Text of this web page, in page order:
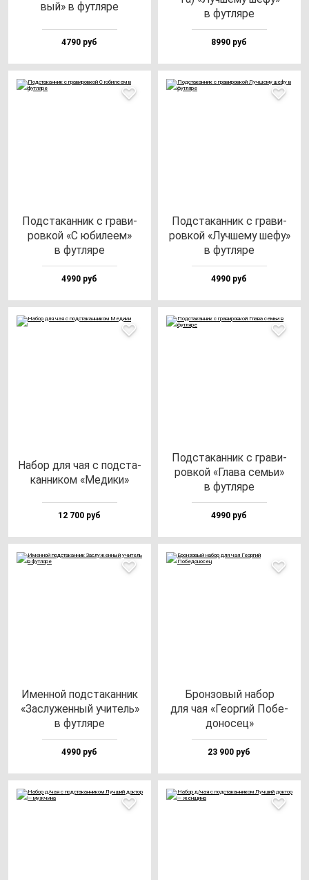
вый» в фут­ля­ре
4790 руб
в фут­ля­ре
8990 руб
Под­ста­кан­ник с гра­ви­
ров­кой «С юби­ле­ем»
в фут­ля­ре
4990 руб
Под­ста­кан­ник с гра­ви­
ров­кой «Луч­ше­му ше­фу»
в фут­ля­ре
4990 руб
Набор для чая с под­ста­
кан­ни­ком «Меди­ки»
12 700 руб
Под­ста­кан­ник с гра­ви­
ров­кой «Гла­ва семьи»
в фут­ля­ре
4990 руб
Имен­ной под­ста­кан­ник
«Зас­лу­жен­ный учи­тель»
в фут­ля­ре
4990 руб
Брон­зо­вый на­бор
для чая «Геор­гий Побе­
до­но­сец»
23 900 руб